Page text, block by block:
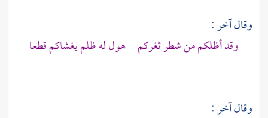
وقال آخر :
وقد أظلكم من شطر ثغركم هول له ظلم يغشاكم قطعا
وقال آخر :